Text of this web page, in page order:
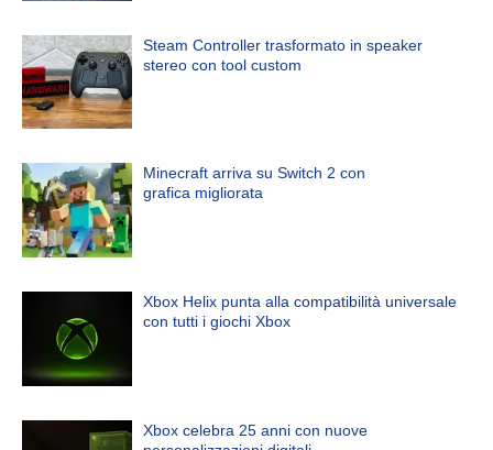
Steam Controller trasformato in speaker
stereo con tool custom
Minecraft arriva su Switch 2 con
grafica migliorata
Xbox Helix punta alla compatibilità universale
con tutti i giochi Xbox
Xbox celebra 25 anni con nuove